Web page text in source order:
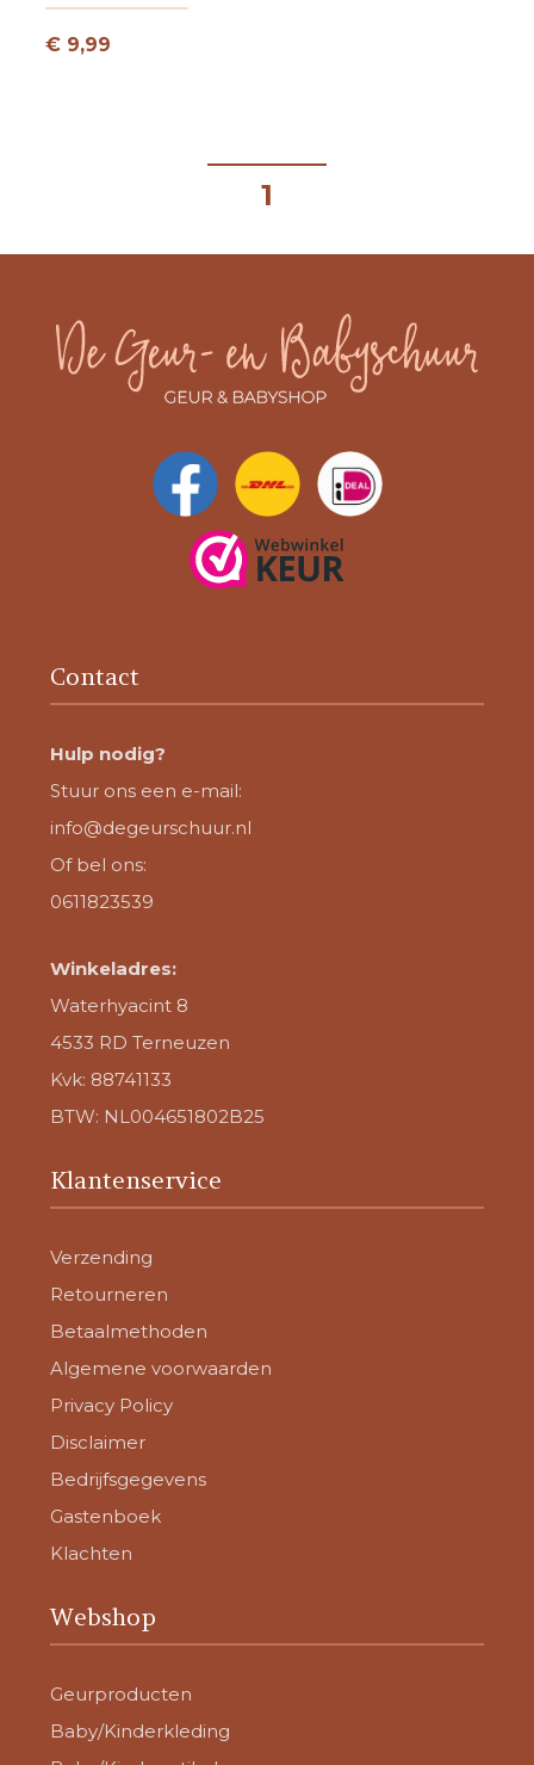
€ 9,99
1
Contact
Hulp nodig?
Stuur ons een e-mail:
info@degeurschuur.nl
Of bel ons:
0611823539
Winkeladres:
Waterhyacint 8
4533 RD Terneuzen
Kvk: 88741133
BTW: NL004651802B25
Klantenservice
Verzending
Retourneren
Betaalmethoden
Algemene voorwaarden
Privacy Policy
Disclaimer
Bedrijfsgegevens
Gastenboek
Klachten
Webshop
Geurproducten
Baby/Kinderkleding